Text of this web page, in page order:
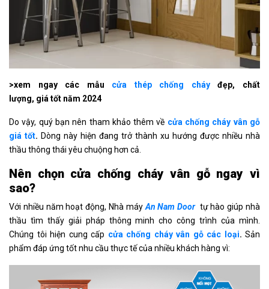
>xem ngay các mẫu cửa thép chống cháyđẹp, chất
lượng, giá tốt năm 2024
Do vậy, quý bạn nên tham khảo thêm về cửa chống cháy vân gỗ
giá tốt. Dòng này hiện đang trở thành xu hướng được nhiều nhà
thầu thông thái yêu chuộng hơn cả.
Nên chọn cửa chống cháy vân gỗ ngay vì
sao?
Với nhiều năm hoạt động, Nhà máy An Nam Door tự hào giúp nhà
thầu tìm thấy giải pháp thông minh cho công trình của mình.
Chúng tôi hiện cung cấp cửa chống cháy vân gỗ các loại. Sản
phẩm đáp ứng tốt nhu cầu thực tế của nhiều khách hàng vì: